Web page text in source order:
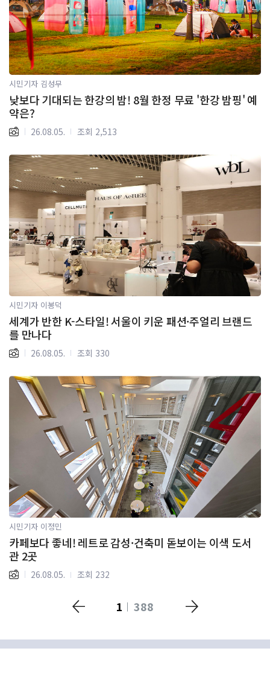
시민기자 김성무
낮보다 기대되는 한강의 밤! 8월 한정 무료 '한강 밤핑' 예
약은?
26.08.05. 조회 2,513
시민기자 이봉덕
세계가 반한 K-스타일! 서울이 키운 패션·주얼리 브랜드
를 만나다
26.08.05. 조회 330
시민기자 이정민
카페보다 좋네! 레트로 감성·건축미 돋보이는 이색 도서
관 2곳
26.08.05. 조회 232
1 388